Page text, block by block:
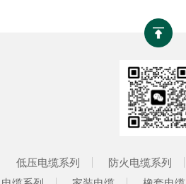
低压电缆系列 防火电缆系列